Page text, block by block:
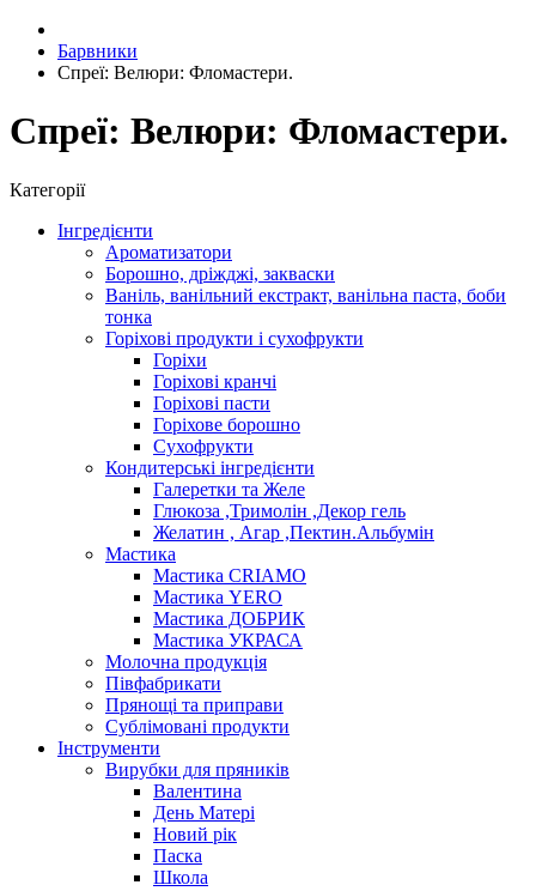
Барвники
Спреї: Велюри: Фломастери.
Спреї: Велюри: Фломастери.
Категорії
Інгредієнти
Ароматизатори
Борошно, дріжджі, закваски
Ваніль, ванільний екстракт, ванільна паста, боби
тонка
Горіхові продукти і сухофрукти
Горіхи
Горіхові кранчі
Горіхові пасти
Горіхове борошно
Сухофрукти
Кондитерські інгредієнти
Галеретки та Желе
Глюкоза ,Тримолін ,Декор гель
Желатин , Агар ,Пектин.Альбумін
Мастика
Мастика CRIAMO
Мастика YERO
Мастика ДОБРИК
Мастика УКРАСА
Молочна продукція
Півфабрикати
Прянощі та приправи
Сублімовані продукти
Інструменти
Вирубки для пряників
Валентина
День Матері
Новий рік
Паска
Школа